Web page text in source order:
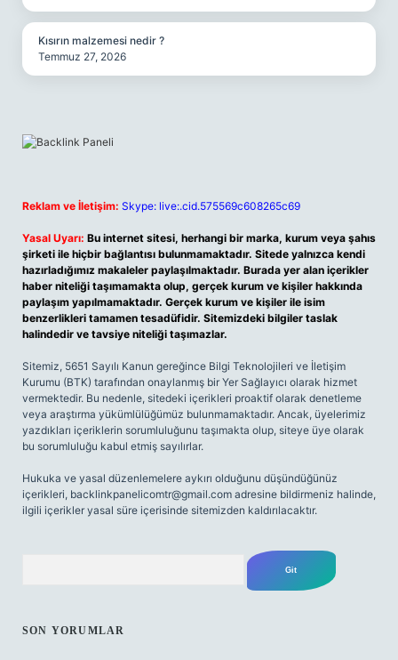
Kısırın malzemesi nedir ?
Temmuz 27, 2026
Reklam ve İletişim: Skype: live:.cid.575569c608265c69
Yasal Uyarı: Bu internet sitesi, herhangi bir marka, kurum veya şahıs
şirketi ile hiçbir bağlantısı bulunmamaktadır. Sitede yalnızca kendi
hazırladığımız makaleler paylaşılmaktadır. Burada yer alan içerikler
haber niteliği taşımamakta olup, gerçek kurum ve kişiler hakkında
paylaşım yapılmamaktadır. Gerçek kurum ve kişiler ile isim
benzerlikleri tamamen tesadüfidir. Sitemizdeki bilgiler taslak
halindedir ve tavsiye niteliği taşımazlar.
Sitemiz, 5651 Sayılı Kanun gereğince Bilgi Teknolojileri ve İletişim
Kurumu (BTK) tarafından onaylanmış bir Yer Sağlayıcı olarak hizmet
vermektedir. Bu nedenle, sitedeki içerikleri proaktif olarak denetleme
veya araştırma yükümlülüğümüz bulunmamaktadır. Ancak, üyelerimiz
yazdıkları içeriklerin sorumluluğunu taşımakta olup, siteye üye olarak
bu sorumluluğu kabul etmiş sayılırlar.
Hukuka ve yasal düzenlemelere aykırı olduğunu düşündüğünüz
içerikleri, backlinkpanelicomtr@gmail.com adresine bildirmeniz halinde,
ilgili içerikler yasal süre içerisinde sitemizden kaldırılacaktır.
SON YORUMLAR